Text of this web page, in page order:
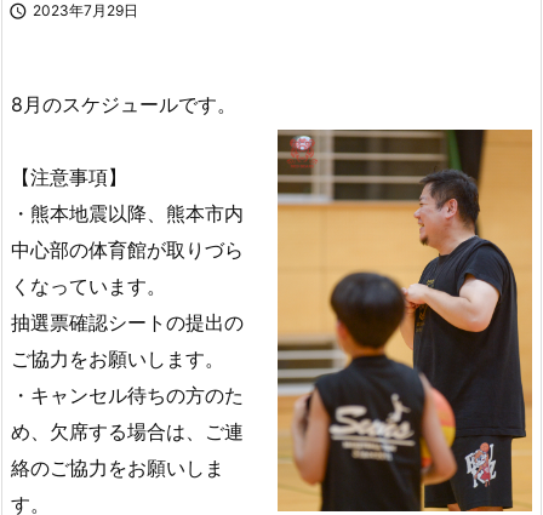
 2023年7月29日
8月のスケジュールです。
【注意事項】
・熊本地震以降、熊本市内
中心部の体育館が取りづら
くなっています。
抽選票確認シートの提出の
ご協力をお願いします。
・キャンセル待ちの方のた
め、欠席する場合は、ご連
絡のご協力をお願いしま
す。